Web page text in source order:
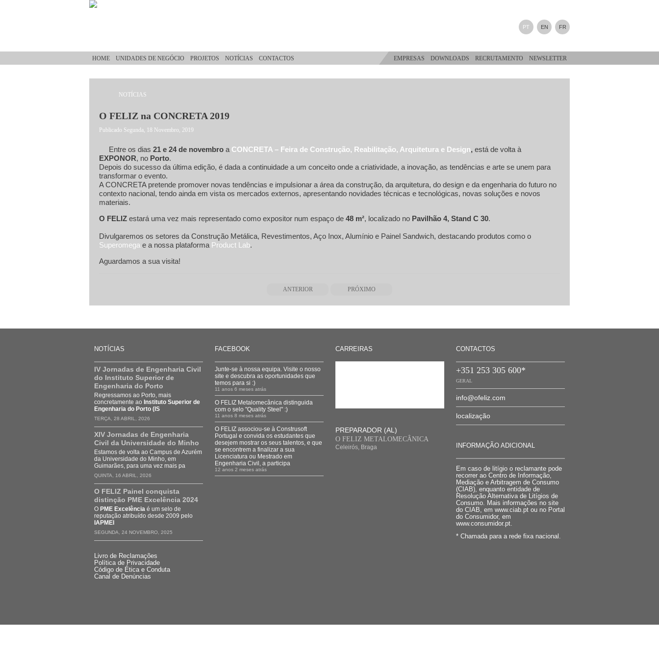
Passar para o conteúdo principal
PT EN FR
HOME UNIDADES DE NEGÓCIO PROJETOS NOTÍCIAS CONTACTOS EMPRESAS DOWNLOADS RECRUTAMENTO NEWSLETTER
NOTÍCIAS
O FELIZ na CONCRETA 2019
Publicado Segunda, 18 Novembro, 2019
Entre os dias 21 e 24 de novembro a CONCRETA – Feira de Construção, Reabilitação, Arquitetura e Design, está de volta à
EXPONOR, no Porto.
Depois do sucesso da última edição, é dada a continuidade a um conceito onde a criatividade, a inovação, as tendências e arte se unem para
transformar o evento.
A CONCRETA pretende promover novas tendências e impulsionar a área da construção, da arquitetura, do design e da engenharia do futuro no
contexto nacional, tendo ainda em vista os mercados externos, apresentando novidades técnicas e tecnológicas, novas soluções e novos
materiais.
O FELIZ estará uma vez mais representado como expositor num espaço de 48 m², localizado no Pavilhão 4, Stand C 30.
Divulgaremos os setores da Construção Metálica, Revestimentos, Aço Inox, Alumínio e Painel Sandwich, destacando produtos como o
Superomega e a nossa plataforma Product Lab.
Aguardamos a sua visita!
ANTERIOR PRÓXIMO
NOTÍCIAS
IV Jornadas de Engenharia Civil
do Instituto Superior de
Engenharia do Porto
Regressamos ao Porto, mais
concretamente ao Instituto Superior de
Engenharia do Porto (IS
TERÇA, 28 ABRIL, 2026
XIV Jornadas de Engenharia
Civil da Universidade do Minho
Estamos de volta ao Campus de Azurém
da Universidade do Minho, em
Guimarães, para uma vez mais pa
QUINTA, 16 ABRIL, 2026
O FELIZ Painel conquista
distinção PME Excelência 2024
O PME Excelência é um selo de
reputação atribuído desde 2009 pelo
IAPMEI
SEGUNDA, 24 NOVEMBRO, 2025
FACEBOOK
Junte-se à nossa equipa. Visite o nosso
site e descubra as oportunidades que
temos para si :)
11 anos 6 meses atrás
O FELIZ Metalomecânica distinguida
com o selo "Quality Steel" :)
11 anos 8 meses atrás
O FELIZ associou-se à Construsoft
Portugal e convida os estudantes que
desejem mostrar os seus talentos, e que
se encontrem a finalizar a sua
Licenciatura ou Mestrado em
Engenharia Civil, a participa
12 anos 2 meses atrás
CARREIRAS
PREPARADOR (AL)
O FELIZ METALOMECÂNICA
Celeirós, Braga
CONTACTOS
+351 253 305 600*
GERAL
info@ofeliz.com
localização
INFORMAÇÃO ADICIONAL
Em caso de litígio o reclamante pode
recorrer ao Centro de Informação,
Mediação e Arbitragem de Consumo
(CIAB), enquanto entidade de
Resolução Alternativa de Litígios de
Consumo. Mais informações no site
do CIAB, em www.ciab.pt ou no Portal
do Consumidor, em
www.consumidor.pt.
* Chamada para a rede fixa nacional.
Livro de Reclamações
Política de Privacidade
Código de Ética e Conduta
Canal de Denúncias